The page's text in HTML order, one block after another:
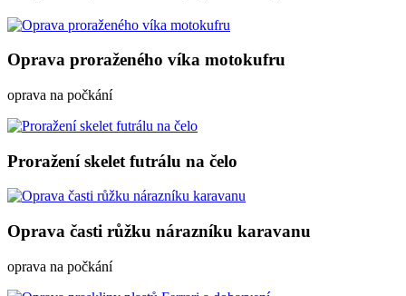
Oprava proraženého víka motokufru
oprava na počkání
Proražení skelet futrálu na čelo
Oprava časti růžku nárazníku karavanu
oprava na počkání